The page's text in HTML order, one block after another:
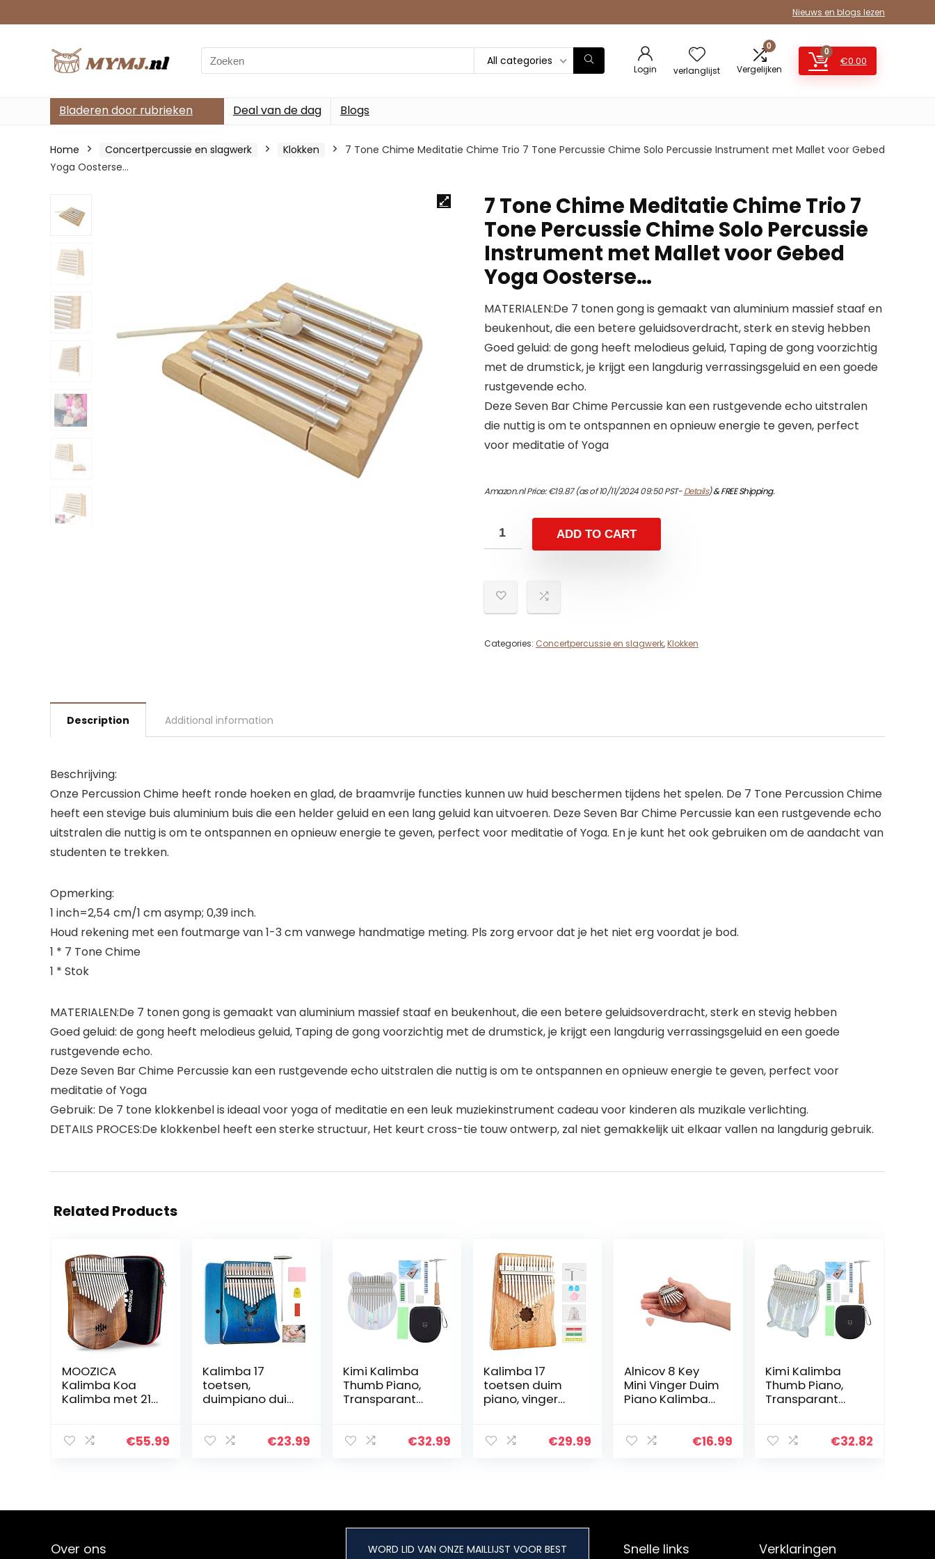
Nieuws en blogs lezen
Search
for:
All categories
Login verlanglijst
0
Vergelijken
0
€0.00
Bladeren door rubrieken Deal van de dag Blogs
Home Concertpercussie en slagwerk Klokken
7 Tone Chime Meditatie Chime Trio 7 Tone Percussie Chime Solo Percussie Instrument met Mallet voor Gebed
Yoga Oosterse…
7 Tone Chime Meditatie Chime Trio 7
Tone Percussie Chime Solo Percussie
Instrument met Mallet voor Gebed
Yoga Oosterse…
MATERIALEN:De 7 tonen gong is gemaakt van aluminium massief staaf en
beukenhout, die een betere geluidsoverdracht, sterk en stevig hebben
Goed geluid: de gong heeft melodieus geluid, Taping de gong voorzichtig
met de drumstick, je krijgt een langdurig verrassingsgeluid en een goede
rustgevende echo.
Deze Seven Bar Chime Percussie kan een rustgevende echo uitstralen
die nuttig is om te ontspannen en opnieuw energie te geven, perfect
voor meditatie of Yoga
Amazon.nl Price:€19.87(as of 10/11/2024 09:50 PST-Details)&FREE Shipping.
ADD TO CART
Categories: Concertpercussie en slagwerk,Klokken
Description Additional information
Beschrijving:
Onze Percussion Chime heeft ronde hoeken en glad, de braamvrije functies kunnen uw huid beschermen tijdens het spelen. De 7 Tone Percussion Chime
heeft een stevige buis aluminium buis die een helder geluid en een lang geluid kan uitvoeren. Deze Seven Bar Chime Percussie kan een rustgevende echo
uitstralen die nuttig is om te ontspannen en opnieuw energie te geven, perfect voor meditatie of Yoga. En je kunt het ook gebruiken om de aandacht van
studenten te trekken.
Opmerking:
1 inch=2,54 cm/1 cm asymp; 0,39 inch.
Houd rekening met een foutmarge van 1-3 cm vanwege handmatige meting. Pls zorg ervoor dat je het niet erg voordat je bod.
1 * 7 Tone Chime
1 * Stok
MATERIALEN:De 7 tonen gong is gemaakt van aluminium massief staaf en beukenhout, die een betere geluidsoverdracht, sterk en stevig hebben
Goed geluid: de gong heeft melodieus geluid, Taping de gong voorzichtig met de drumstick, je krijgt een langdurig verrassingsgeluid en een goede
rustgevende echo.
Deze Seven Bar Chime Percussie kan een rustgevende echo uitstralen die nuttig is om te ontspannen en opnieuw energie te geven, perfect voor
meditatie of Yoga
Gebruik: De 7 tone klokkenbel is ideaal voor yoga of meditatie en een leuk muziekinstrument cadeau voor kinderen als muzikale verlichting.
DETAILS PROCES:De klokkenbel heeft een sterke structuur, Het keurt cross-tie touw ontwerp, zal niet gemakkelijk uit elkaar vallen na langdurig gebruik.
Related Products
MOOZICA
Kalimba Koa
Kalimba met 21
bord,
leerinstructie en
(Acacia Koa, 21-
€55.99
Kalimba 17
toetsen,
duimpiano duim
instrument, met
€23.99
Kimi Kalimba
Thumb Piano,
Transparant
piano, Kalimba
€32.99
Kalimba 17
toetsen duim
piano, vinger
Tune hamer,
€29.99
Alnicov 8 Key
Mini Vinger Duim
Piano Kalimba
Accessoire
€16.99
Kimi Kalimba
Thumb Piano,
Transparant
Piano, 17-tone
€32.82
Over ons WORD LID VAN ONZE MAILLIJST VOOR BEST Snelle links Verklaringen